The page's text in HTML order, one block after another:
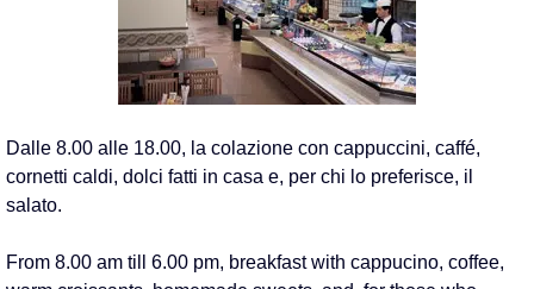
Dalle 8.00 alle 18.00, la colazione con cappuccini, caffé,
cornetti caldi, dolci fatti in casa e, per chi lo preferisce, il
salato.
From 8.00 am till 6.00 pm, breakfast with cappucino, coffee,